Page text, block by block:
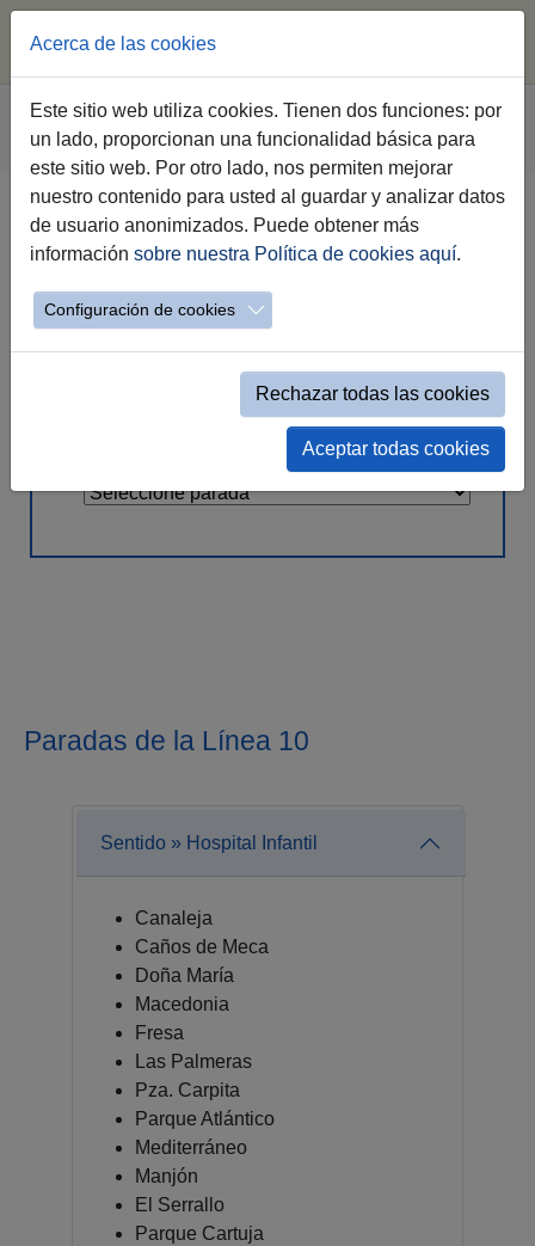
Saltar
contenido
Estás
aquí:
Comujesa
Autobuses Urbanos
Líneas, Paradas y Horarios
Línea 10
Línea 10 - La Canaleja - RSD El
Duque - Plaza Esteve - Hospital
Seleccióne la parada para conocer
Acerca de las cookies
Este sitio web utiliza cookies. Tienen dos funciones: por
un lado, proporcionan una funcionalidad básica para
este sitio web. Por otro lado, nos permiten mejorar
nuestro contenido para usted al guardar y analizar datos
de usuario anonimizados. Puede obtener más
información sobre nuestra Política de cookies aquí.
Configuración de cookies
Rechazar todas las cookies
Aceptar todas cookies
Paradas de la Línea 10
Sentido » Hospital Infantil
Canaleja
Caños de Meca
Doña María
Macedonia
Fresa
Las Palmeras
Pza. Carpita
Parque Atlántico
Mediterráneo
Manjón
El Serrallo
Parque Cartuja